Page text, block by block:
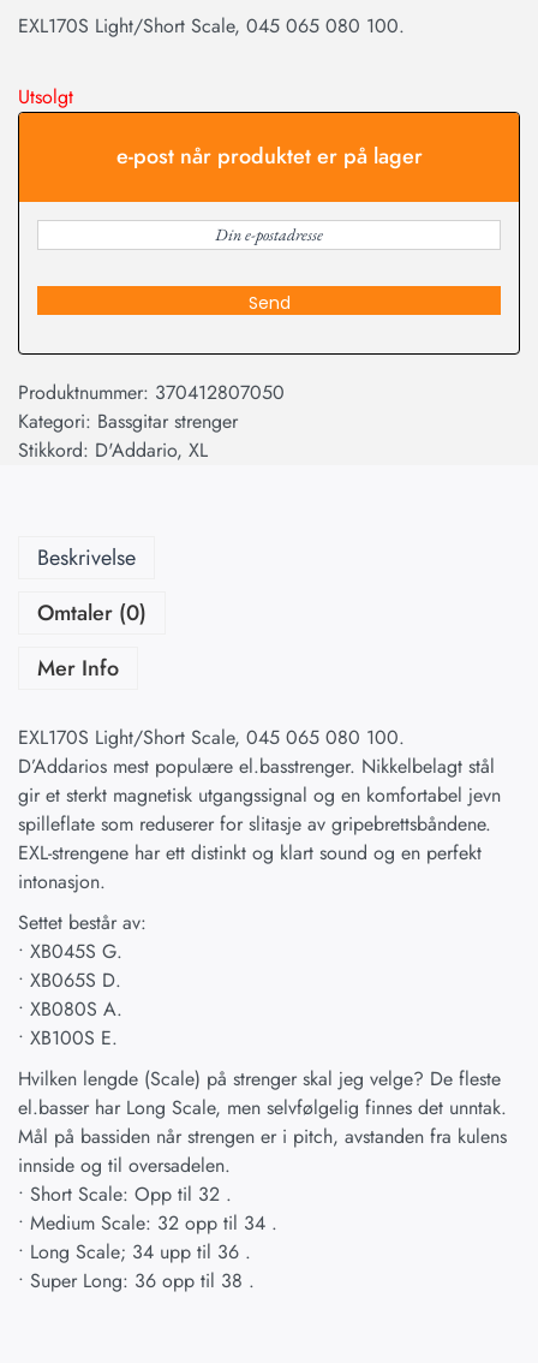
EXL170S Light/Short Scale, 045 065 080 100.
Utsolgt
e-post når produktet er på lager
Send
Produktnummer: 370412807050
Kategori: Bassgitar strenger
Stikkord: D'Addario, XL
Beskrivelse
Omtaler (0)
Mer Info
EXL170S Light/Short Scale, 045 065 080 100.
D’Addarios mest populære el.basstrenger. Nikkelbelagt stål
gir et sterkt magnetisk utgangssignal og en komfortabel jevn
spilleflate som reduserer for slitasje av gripebrettsbåndene.
EXL-strengene har ett distinkt og klart sound og en perfekt
intonasjon.
Settet består av:
• XB045S G.
• XB065S D.
• XB080S A.
• XB100S E.
Hvilken lengde (Scale) på strenger skal jeg velge? De fleste
el.basser har Long Scale, men selvfølgelig finnes det unntak.
Mål på bassiden når strengen er i pitch, avstanden fra kulens
innside og til oversadelen.
• Short Scale: Opp til 32 .
• Medium Scale: 32 opp til 34 .
• Long Scale; 34 upp til 36 .
• Super Long: 36 opp til 38 .